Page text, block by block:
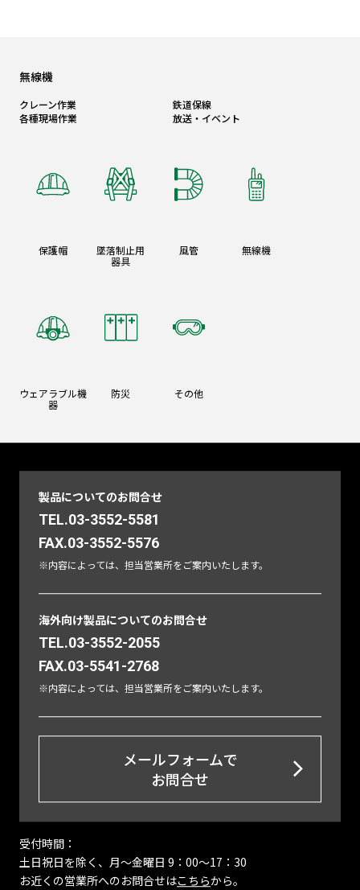
無線機
クレーン作業
鉄道保線
各種現場作業
放送・イベント
保護帽
墜落制止用
器具
風管 無線機
ウェアラブル機
器
防災 その他
製品についてのお問合せ
TEL.03-3552-5581
FAX.03-3552-5576
※内容によっては、担当営業所をご案内いたします。
海外向け製品についてのお問合せ
TEL.03-3552-2055
FAX.03-5541-2768
※内容によっては、担当営業所をご案内いたします。
メールフォームで
お問合せ
受付時間：
土日祝日を除く、月〜金曜日 9：00～17：30
お近くの営業所へのお問合せはこちらから。